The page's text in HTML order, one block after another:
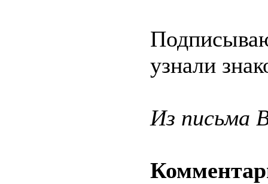
узнали
Из письма